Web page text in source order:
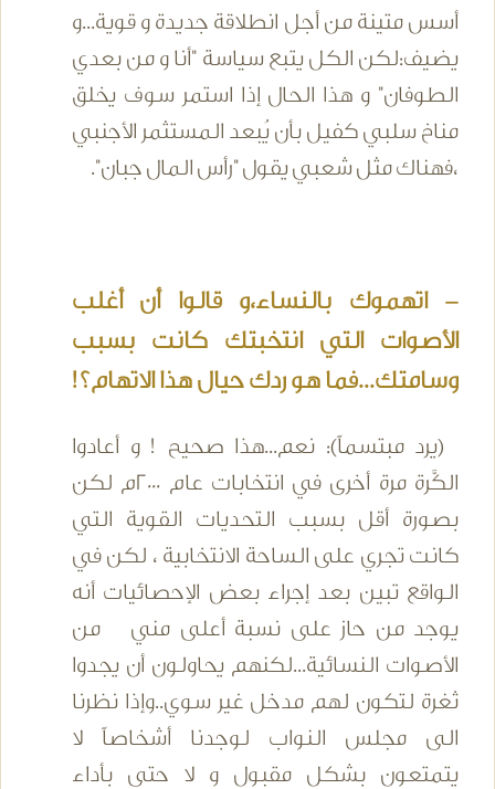
أسس متينة من أجل انطلاقة جديدة و قوية...و
يضيف:لكن الكل يتبع سياسة "أنا و من بعدي
الطوفان" و هذا الحال إذا استمر سوف يخلق
مناخ سلبي كفيل بأن يُبعد المستثمر الأجنبي
،فهناك مثل شعبي يقول "رأس المال جبان".
- اتهموك بالنساء،و قالوا أن أغلب
الأصوات التي انتخبتك كانت بسبب
وسامتك...فما هو ردك حيال هذا الاتهام؟!
(يرد مبتسماً): نعم...هذا صحيح ! و أعادوا
الكَّرة مرة أخرى في انتخابات عام 2000م لكن
بصورة أقل بسبب التحديات القوية التي
كانت تجري على الساحة الانتخابية ، لكن في
الواقع تبين بعد إجراء بعض الإحصائيات أنه
يوجد من حاز على نسبة أعلى مني من
الأصوات النسائية...لكنهم يحاولون أن يجدوا
ثغرة لتكون لهم مدخل غير سوي..وإذا نظرنا
الى مجلس النواب لوجدنا أشخاصاً لا
يتمتعون بشكل مقبول و لا حتى بأداء